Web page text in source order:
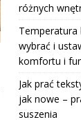
różnych
Temperatura
wybrać i
komfortu i
Jak prać
jak nowe –
suszenia